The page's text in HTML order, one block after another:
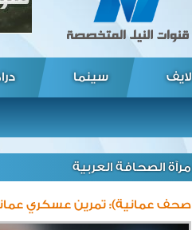
لايف سينما
مرآة الصحافة العربية
صحف عمانية): تمرين عسكري